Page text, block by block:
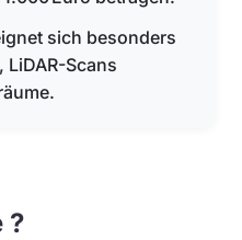
sich besonders
Scans
?